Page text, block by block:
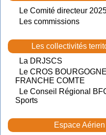
Le Comité directeur
Les commissions
Les collectivités
La DRJSCS
Le CROS
FRANCHE COMTE
Le Conseil Régional
Sports
Espace Aérien